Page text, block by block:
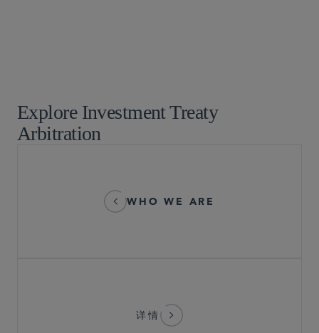
Explore Investment Treaty
Arbitration
WHO WE ARE
详情